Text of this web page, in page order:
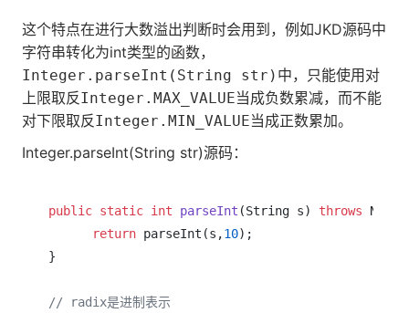
这个特点在进行大数溢出判断时会用到，例如JKD源码中
字符串转化为int类型的函数，
Integer.parseInt(String str) 中，只能使用对
上限取反Integer.MAX_VALUE当成负数累减，而不能
对下限取反Integer.MIN_VALUE当成正数累加。
Integer.parseInt(String str)源码：
public static int parseInt (String s) throws
return parseInt(s,10);
}
// radix是进制表示